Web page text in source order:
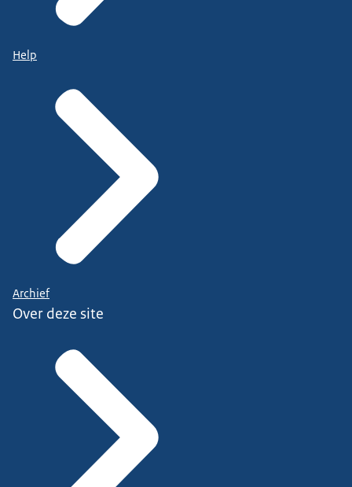
Help
Archief
Over deze site